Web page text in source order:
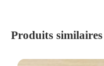
Produits similaires